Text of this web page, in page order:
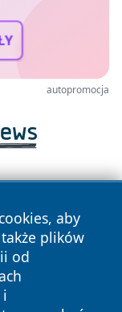
autopromocja
aby
także plików
od
prawa